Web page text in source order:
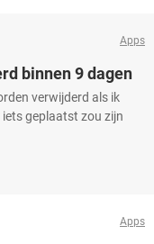
Apps
binnen 9 dagen
verwijderd als ik
geplaatst zou zijn
Apps